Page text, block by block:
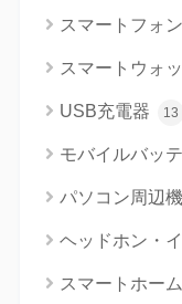
スマートフォン
スマートウォ
USB充電器 13
モバイルバッ
パソコン周辺
ヘッドホン・
スマートホーム